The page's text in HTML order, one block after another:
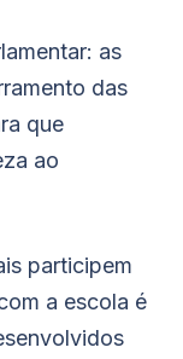
as
das
que
ao
participem
a escola é